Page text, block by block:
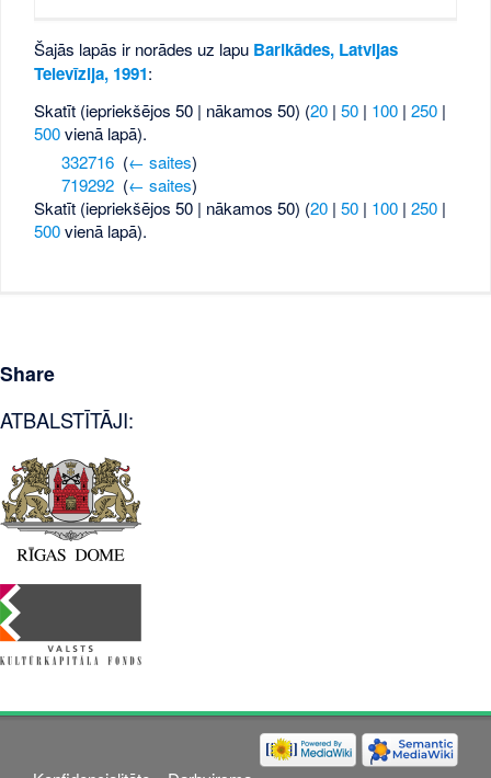
Šajās lapās ir norādes uz lapu Barikādes, Latvijas
Televīzija, 1991:
Skatīt (iepriekšējos 50 | nākamos 50) (20 |50 | 100 |250 |
500vienā lapā).
332716‎ (← saites)
719292‎ (← saites)
Skatīt (iepriekšējos 50 | nākamos 50) (20 |50 | 100 |250 |
500vienā lapā).
Share
ATBALSTĪTĀJI: